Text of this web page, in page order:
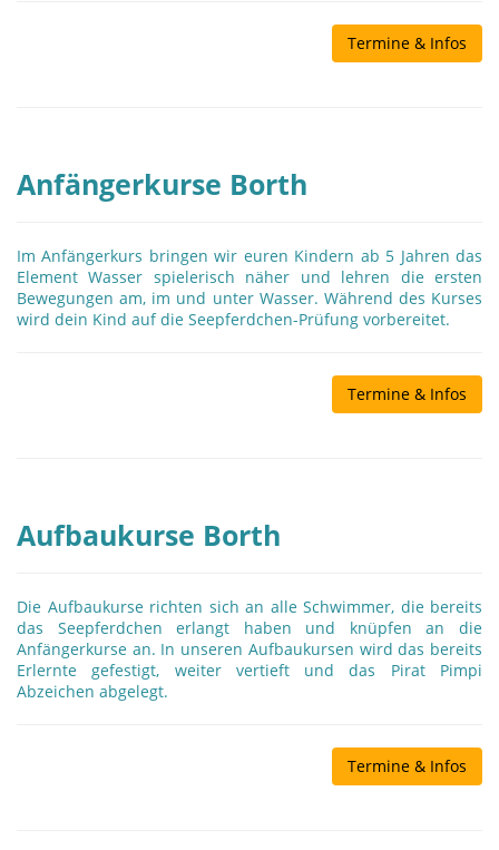
Termine & Infos
Anfängerkurse Borth
Im Anfängerkurs bringen wir euren Kindern ab 5 Jahren das
Element Wasser spielerisch näher und lehren die ersten
Bewegungen am, im und unter Wasser. Während des Kurses
wird dein Kind auf die Seepferdchen-Prüfung vorbereitet.
Termine & Infos
Aufbaukurse Borth
Die Aufbaukurse richten sich an alle Schwimmer, die bereits
das Seepferdchen erlangt haben und knüpfen an die
Anfängerkurse an. In unseren Aufbaukursen wird das bereits
Erlernte gefestigt, weiter vertieft und das Pirat Pimpi
Abzeichen abgelegt.
Termine & Infos